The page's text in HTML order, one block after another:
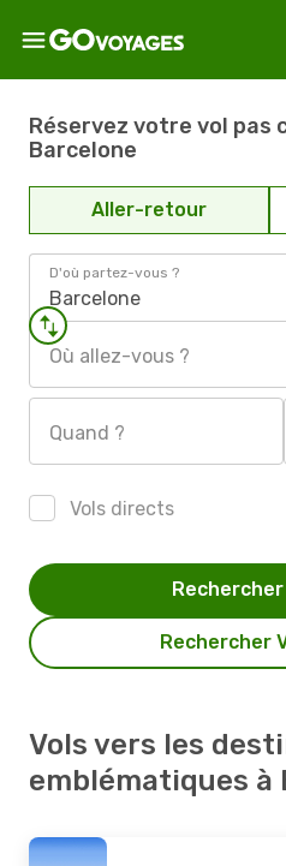
Réservez votre vol pas
Barcelone
Aller-retour
D'où partez-vous ?
Barcelone
Où allez-vous ?
Quand ?
Vols directs
Rechercher
Vols vers les
emblématiques à